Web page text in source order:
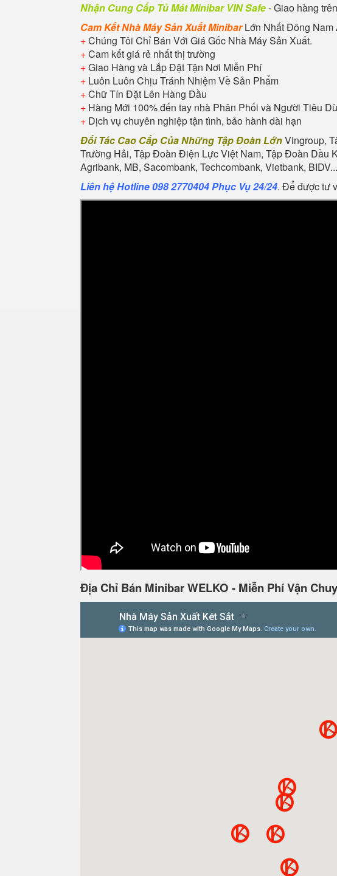
Nhận Cung Cấp Tủ Mát Minibar VIN Safe- Giao hàng
Cam Kết Nhà Máy Sản Xuất MinibarLớn Nhất Đông Nam
+Chúng Tôi Chỉ Bán Với Giá Gốc Nhà Máy Sản Xuất.
+Cam kết giá rẻ nhất thị trường
+Giao Hàng và Lắp Đặt Tận Nơi Miễn Phí
+ Luôn Luôn Chịu Tránh Nhiệm Về Sản Phẩm
+Chữ Tín Đặt Lên Hàng Đầu
+ Hàng Mới 100% đến tay nhà Phân Phối và Người Tiêu
+ Dịch vụ chuyên nghiệp tận tình, bảo hành dài hạn
Đối Tác Cao Cấp Của Những Tập Đoàn LớnVingroup,
Trường Hải, Tập Đoàn Điện Lực Việt Nam, Tập Đoàn Dầu
Agribank, MB, Sacombank, Techcombank, Vietbank,
Liên hệ Hotline 098 2770404 Phục Vụ 24/24. Để được tư
Địa Chỉ Bán Minibar WELKO - Miễn Phí Vận